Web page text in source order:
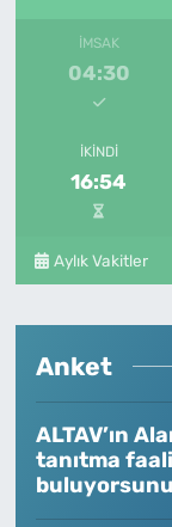
İMSAK
04:30
İKINDI
16:54
Aylık Vakitler
Anket
ALTAV’ın
tanıtma